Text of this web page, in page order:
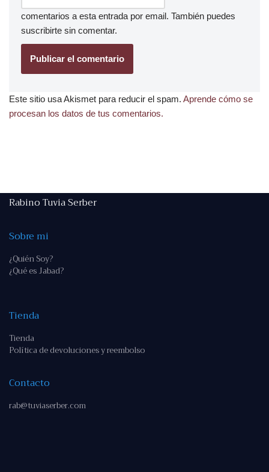
comentarios a esta entrada por email. También puedes
suscribirte sin comentar.
Este sitio usa Akismet para reducir el spam. Aprende cómo se
procesan los datos de tus comentarios.
Rabino Tuvia Serber
Sobre mi
¿Quién Soy?
¿Qué es Jabad?
Tienda
Tienda
Política de devoluciones y reembolso
Contacto
rab@tuviaserber.com